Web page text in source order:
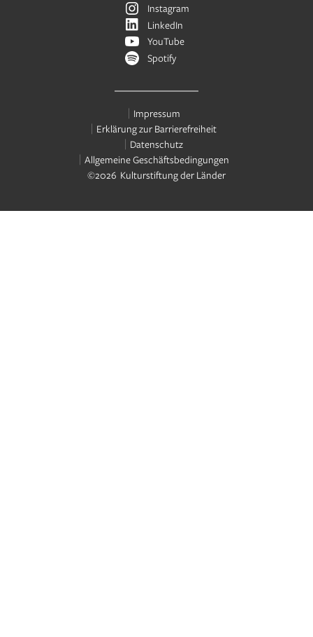
Instagram
LinkedIn
YouTube
Spotify
Impressum
Erklärung zur Barrierefreiheit
Datenschutz
Allgemeine Geschäftsbedingungen
©2026 Kulturstiftung der Länder